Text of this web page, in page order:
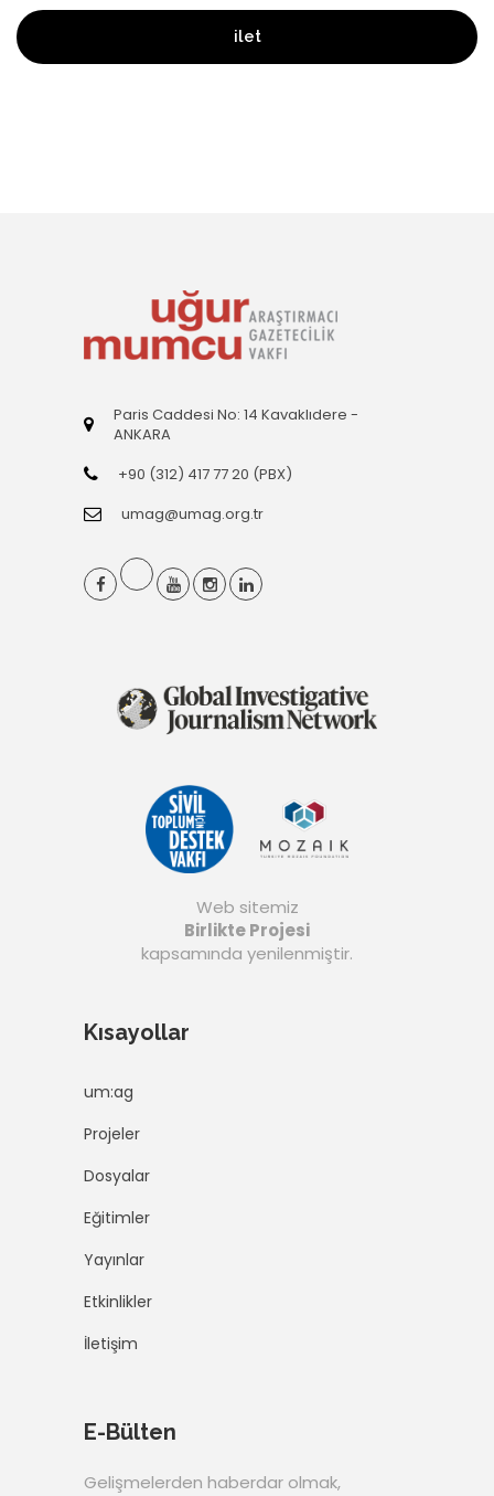
ilet
Paris Caddesi No: 14 Kavaklıdere -
ANKARA
+90 (312) 417 77 20 (PBX)
umag@umag.org.tr
Web sitemiz
Birlikte Projesi
kapsamında yenilenmiştir.
Kısayollar
um:ag
Projeler
Dosyalar
Eğitimler
Yayınlar
Etkinlikler
İletişim
E-Bülten
Gelişmelerden haberdar olmak,